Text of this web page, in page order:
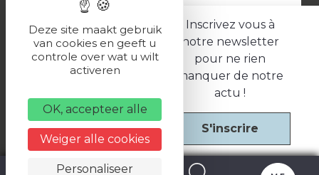
Inscrivez vous à
notre newsletter
pour ne rien
manquer de notre
actu !
S'inscrire
ESPACE PRESSE
LES PARTENAIRES
Politique de confidentialité
Une réalisation
Deze site maakt gebruik
van cookies en geeft u
controle over wat u wilt
activeren
OK, accepteer alle
Weiger alle cookies
Personaliseer